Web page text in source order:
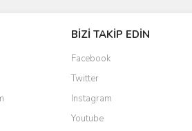
Yorum YazBİZİ TAKİP EDİN
Facebook
Twitter
Instagram
Youtube